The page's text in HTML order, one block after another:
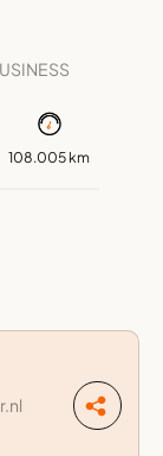
108.005 km